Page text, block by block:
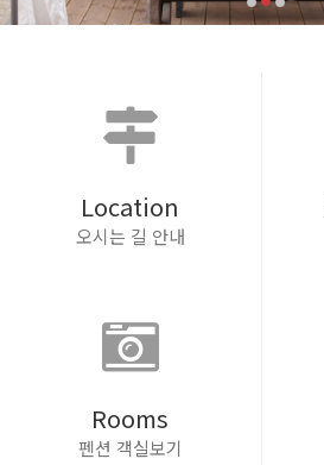
Location
오시는 길 안내
Rooms
펜션 객실보기